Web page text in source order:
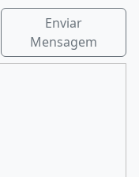
Enviar
Mensagem